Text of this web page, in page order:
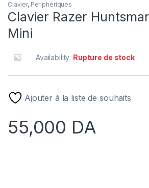
Clavier, Périphériques
Clavier Razer
Mini
Availability: Rupture de stock
Ajouter à la liste de souhaits
55,000 DA